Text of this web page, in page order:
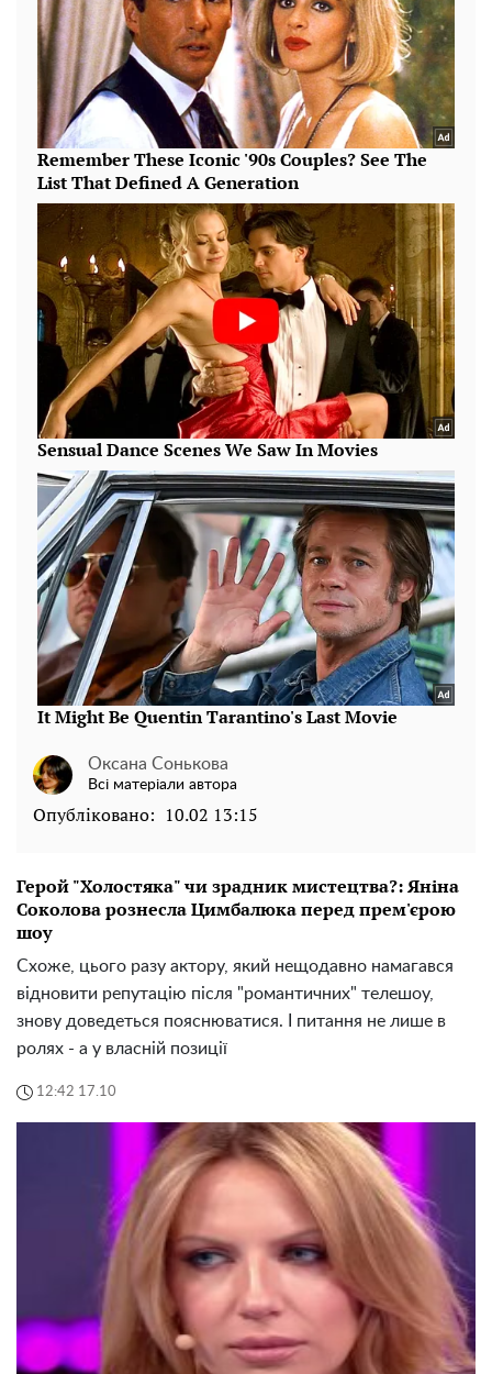
Оксана Сонькова
Всі матеріали автора
Опубліковано: 10.02 13:15
Герой "Холостяка" чи зрадник мистецтва?: Яніна
Соколова рознесла Цимбалюка перед прем'єрою
шоу
Схоже, цього разу актору, який нещодавно намагався
відновити репутацію після "романтичних" телешоу,
знову доведеться пояснюватися. І питання не лише в
ролях - а у власній позиції
12:42 17.10